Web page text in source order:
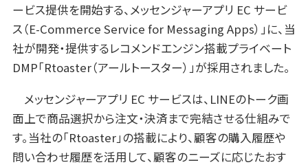
ービス提供を開始する、メッセンジャーアプリ EC サービ
ス（E-Commerce Service for Messaging Apps）」に、当
社が開発・提供するレコメンドエンジン搭載プライベート
DMP「Rtoaster（アールトースター）」が採用されました。
メッセンジャーアプリ EC サービスは、LINEのトーク画
面上で商品選択から注文・決済まで完結させる仕組みで
す。当社の「Rtoaster」の搭載により、顧客の購入履歴や
問い合わせ履歴を活用して、顧客のニーズに応じたおす